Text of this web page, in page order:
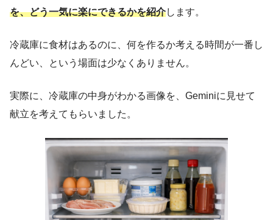
を、どう一気に楽にできるかを紹介します。
冷蔵庫に食材はあるのに、何を作るか考える時間が一番し
んどい、という場面は少なくありません。
実際に、冷蔵庫の中身がわかる画像を、Geminiに見せて
献立を考えてもらいました。